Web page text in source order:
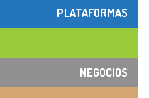
PLATAFORMAS
NEGOCIOS